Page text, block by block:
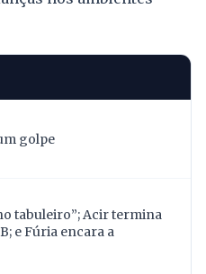
golpe
tabuleiro”; Acir termina
e Fúria encara a